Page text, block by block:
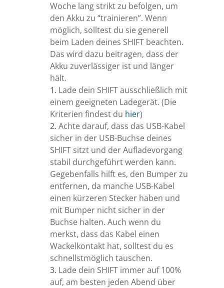
Woche lang strikt zu befolgen, um
den Akku zu “trainieren”. Wenn
möglich, solltest du sie generell
beim Laden deines SHIFT beachten.
Das wird dazu beitragen, dass der
Akku zuverlässiger ist und länger
hält.
Lade dein SHIFT ausschließlich mit
einem geeigneten Ladegerät. (Die
Kriterien findest du hier)
Achte darauf, dass das USB-Kabel
sicher in der USB-Buchse deines
SHIFT sitzt und der Aufladevorgang
stabil durchgeführt werden kann.
Gegebenfalls hilft es, den Bumper zu
entfernen, da manche USB-Kabel
einen kürzeren Stecker haben und
mit Bumper nicht sicher in der
Buchse halten. Auch wenn du
merkst, dass das Kabel einen
Wackelkontakt hat, solltest du es
schnellstmöglich tauschen.
Lade dein SHIFT immer auf 100%
auf, am besten jeden Abend über